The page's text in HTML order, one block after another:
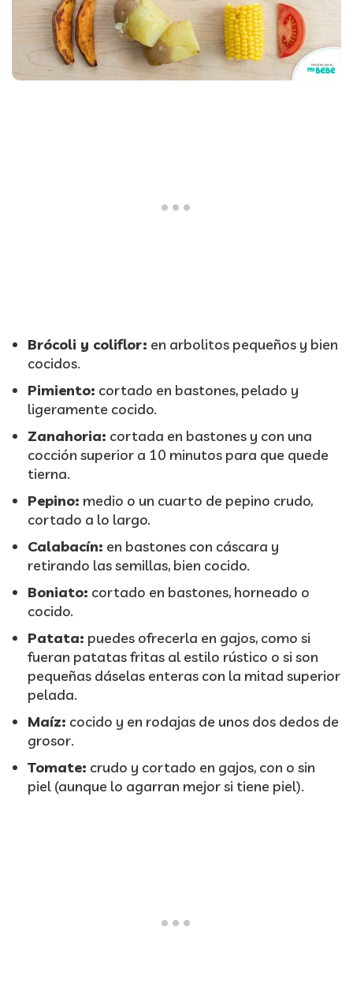
Brócoli y coliflor: en arbolitos pequeños y bien
cocidos.
Pimiento: cortado en bastones, pelado y
ligeramente cocido.
Zanahoria: cortada en bastones y con una
cocción superior a 10 minutos para que quede
tierna.
Pepino: medio o un cuarto de pepino crudo,
cortado a lo largo.
Calabacín: en bastones con cáscara y
retirando las semillas, bien cocido.
Boniato: cortado en bastones, horneado o
cocido.
Patata: puedes ofrecerla en gajos, como si
fueran patatas fritas al estilo rústico o si son
pequeñas dáselas enteras con la mitad superior
pelada.
Maíz: cocido y en rodajas de unos dos dedos de
grosor.
Tomate: crudo y cortado en gajos, con o sin
piel (aunque lo agarran mejor si tiene piel).